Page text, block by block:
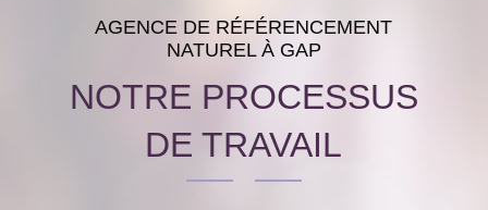
AGENCE DE RÉFÉRENCEMENT
NATUREL À GAP
NOTRE PROCESSUS
DE TRAVAIL